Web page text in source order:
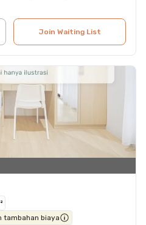
Join Waiting List
tambahan biaya